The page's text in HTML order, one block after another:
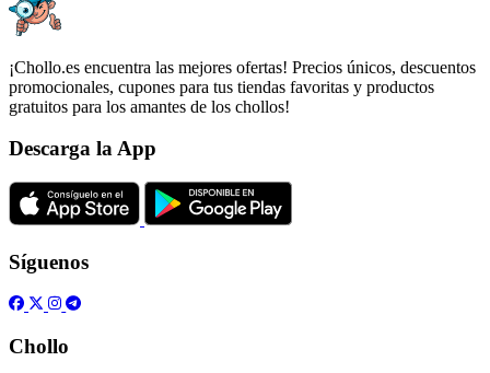
¡Chollo.es encuentra las mejores ofertas! Precios únicos, descuentos
promocionales, cupones para tus tiendas favoritas y productos
gratuitos para los amantes de los chollos!
Descarga la App
Síguenos
Chollo